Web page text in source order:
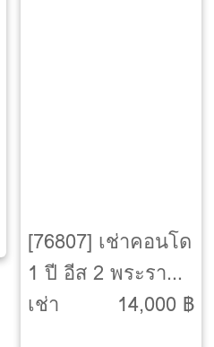
[76807] เช่าคอนโด
1 ปี อีส 2 พระราม
2 [Ease 2 Rama 2]
เช่า
14,000 ฿